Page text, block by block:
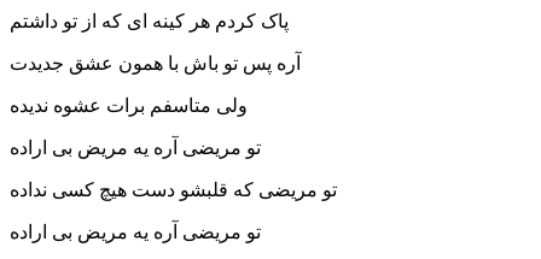
پاک کردم هر کینه ای که از تو داشتم
آره پس تو باش با همون عشق جدیدت
ولی متاسفم برات عشوه ندیده
تو مریضی آره یه مریض بی اراده
تو مریضی که قلبشو دست هیچ کسی نداده
تو مریضی آره یه مریض بی اراده